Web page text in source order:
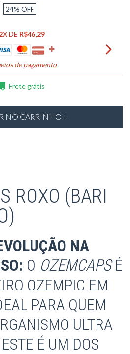
24% OFF
X DE R$46,29
de pagamento
Frete grátis
ROXO (BARI
NA
O OZEMCAPSÉ
OZEMPIC EM
PARA QUEM
ULTRA
É UM DOS